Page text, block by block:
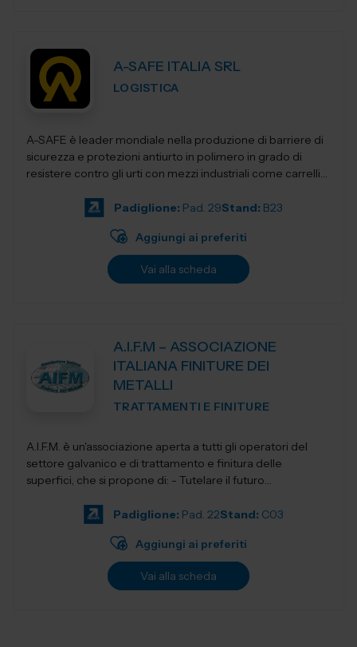
A-SAFE ITALIA SRL
LOGISTICA
A-SAFE è leader mondiale nella produzione di barriere di
sicurezza e protezioni antiurto in polimero in grado di
resistere contro gli urti con mezzi industriali come carrelli
Padiglione: Pad. 29Stand: B23
Aggiungi ai preferiti
Vai alla scheda
A.I.F.M – ASSOCIAZIONE
ITALIANA FINITURE DEI
METALLI
TRATTAMENTI E FINITURE
A.I.F.M. è un'associazione aperta a tutti gli operatori del
settore galvanico e di trattamento e finitura delle
superfici, che si propone di: - Tutelare il futuro
Padiglione: Pad. 22Stand: C03
Aggiungi ai preferiti
Vai alla scheda